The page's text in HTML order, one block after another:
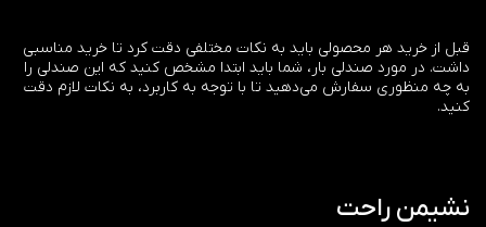
قبل از خرید هر محصولی باید به نکات مختلفی دقت کرد تا خرید مناسبی
داشت. در مورد صندلی بار،‌ شما باید ابتدا مشخص کنید که این صندلی را
به چه منظوری سفارش می‌دهید تا با توجه به کاربرد، به نکات لازم دقت
کنید.
نشیمن راحت